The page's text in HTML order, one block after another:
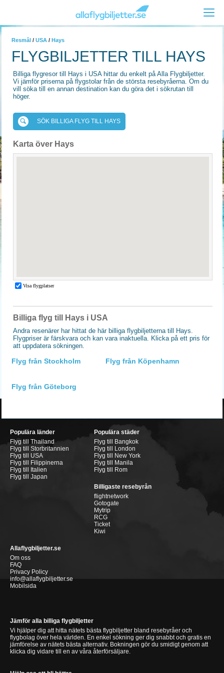
Resmål / USA / Hays
FLYGBILJETTER TILL HAYS
Billiga flygresor till Hays i USA hittar du enkelt på Alla Flygbiljetter.
Vi jämför priserna på flygstolar från de största resebyråerna. Om du
vill söka till en annan destination kan du göra det i sökrutan till
höger.
SÖK BILLIGA FLYG TILL HAYS
Karta över Hays
Billiga flyg till Hays i USA
Andra resenärer har hittat de här billiga flygbiljetterna till Hays.
Flygpriser är färskvara och kan vara inaktuella. Klicka på ett pris för
att uppdatera sökningen.
Flyg från Stockholm Flyg från Köpenhamn
Flyg från Göteborg
Populära länder
Flyg till Thailand
Flyg till Storbritannien
Flyg till USA
Flyg till Filippinerna
Flyg till Italien
Flyg till Japan
Populära städer
Flyg till Bangkok
Flyg till London
Flyg till New York
Flyg till Manila
Flyg till Rom
Billigaste resebyrån
flightnetwork
Gotogate
Mytrip
RCG
Ticket
Kiwi
Allaflygbiljetter.se
Om oss
FAQ
Privacy Policy
info@allaflygbiljetter.se
Mobilsida
Jämför alla billiga flygbiljetter
Vi hjälper dig att hitta nätets bästa flygbiljetter bland resebyråer och
flygbolag över hela världen. En enkel sökning ger dig snabbt och gratis en
jämförelse av nätets bästa alternativ. Bokningen gör du smidigt genom att
klicka dig vidare till en av våra återförsäljare.